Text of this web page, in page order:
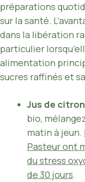
préparations
sur la santé.
dans la libération
particulier
alimentation
sucres raffinés et
Jus de
bio,
matin à jeun.
Pasteur ont
du stress
de 30 jours.